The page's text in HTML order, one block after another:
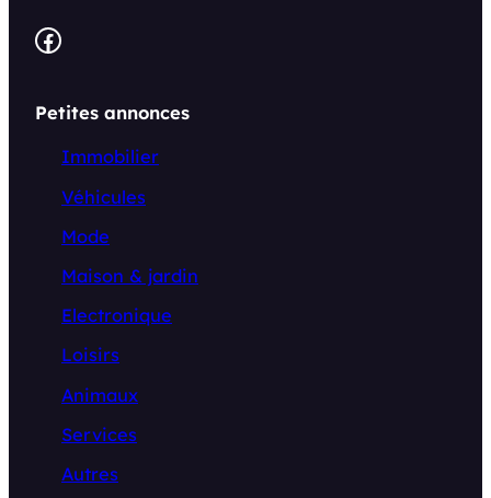
Facebook
Petites annonces
Immobilier
Véhicules
Mode
Maison & jardin
Electronique
Loisirs
Animaux
Services
Autres